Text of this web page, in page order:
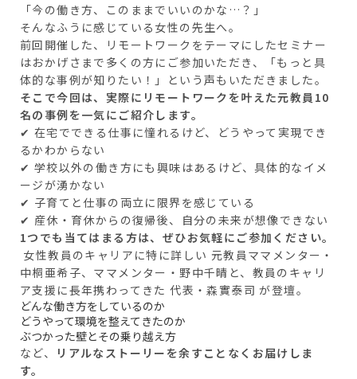
「今の働き方、このままでいいのかな…？」
そんなふうに感じている女性の先生へ。
前回開催した、リモートワークをテーマにしたセミナー
はおかげさまで多くの方にご参加いただき、「もっと具
体的な事例が知りたい！」という声もいただきました。
そこで今回は、実際にリモートワークを叶えた元教員10
名の事例を一気にご紹介します。
✔ 在宅でできる仕事に憧れるけど、どうやって実現でき
るかわからない
✔ 学校以外の働き方にも興味はあるけど、具体的なイメ
ージが湧かない
✔ 子育てと仕事の両立に限界を感じている
✔ 産休・育休からの復帰後、自分の未来が想像できない
1つでも当てはまる方は、ぜひお気軽にご参加ください。
女性教員のキャリアに特に詳しい 元教員ママメンター・
中桐亜希子、ママメンター・野中千晴と、教員のキャリ
ア支援に長年携わってきた 代表・森實泰司 が登壇。
どんな働き方をしているのか
どうやって環境を整えてきたのか
ぶつかった壁とその乗り越え方
など、
リアルなストーリーを余すことなくお届けしま
す。